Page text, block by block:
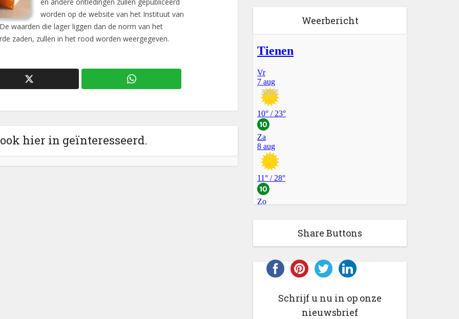
worden op de website van het Instituut van
waarden die lager liggen dan de norm van het
zaden, zullen in het rood worden weergegeven.
hier in geïnteresseerd.
Weerbericht
Share Buttons
Schrijf u nu in op onze
nieuwsbrief